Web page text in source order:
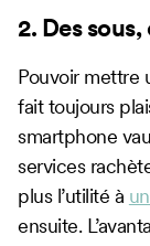
2. Des
Pouvoir mettre
fait toujours
smartphone
services
plus l’utilité à
ensuite.